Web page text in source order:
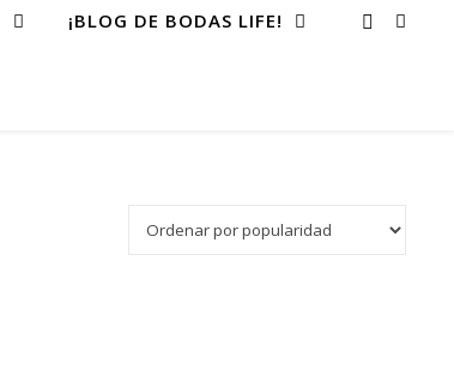
¡BLOG DE BODAS LIFE!